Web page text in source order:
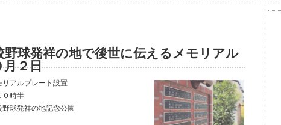
球発祥の地で後世に伝えるメモリアル
２日
リアルプレート設置
０時半
野球発祥の地記念公園